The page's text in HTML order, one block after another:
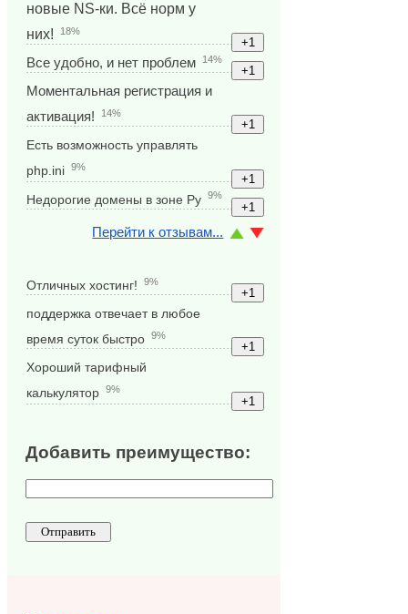
новые NS-ки. Всё норм у
них!
18%
Все удобно, и нет проблем 14%
Моментальная регистрация и
активация!
14%
Есть возможность управлять
php.ini
9%
Недорогие домены в зоне Ру 9%
Перейти к отзывам...
Отличных хостинг! 9%
поддержка отвечает в любое
время суток быстро
9%
Хороший тарифный
калькулятор
9%
Добавить преимущество: